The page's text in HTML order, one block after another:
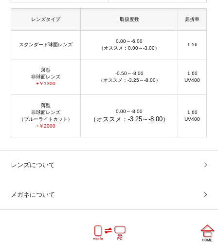
レンズタイプ 取扱度数 屈折率
スタンダード球面レンズ
0.00～-6.00
（オススメ：0.00～-3.00）
1.56
薄型
非球面レンズ
+￥1300
-0.50～-8.00
（オススメ：-3.25～-8.00）
1.60
UV400
薄型
非球面レンズ
（ブルーライトカット）
+￥2000
0.00～-8.00
（オススメ：-3.25～-8.00）
1.60
UV400
レンズについて
メガネについて